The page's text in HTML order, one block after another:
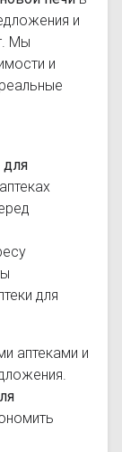
и
Мы
и
для
для
аптеками и